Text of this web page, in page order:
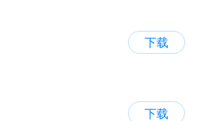
下载
下载